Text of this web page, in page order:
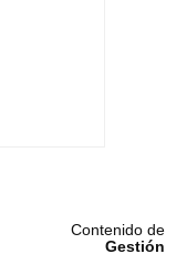
Contenido de
Gestión